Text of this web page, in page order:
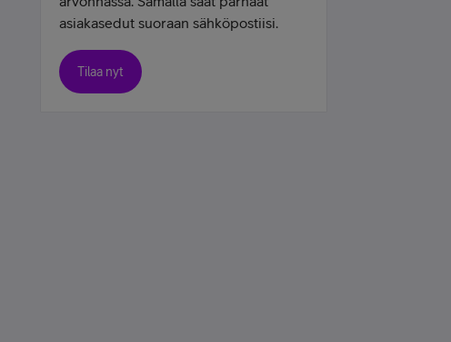
asiakasedut suoraan sähköpostiisi.
Tilaa nyt